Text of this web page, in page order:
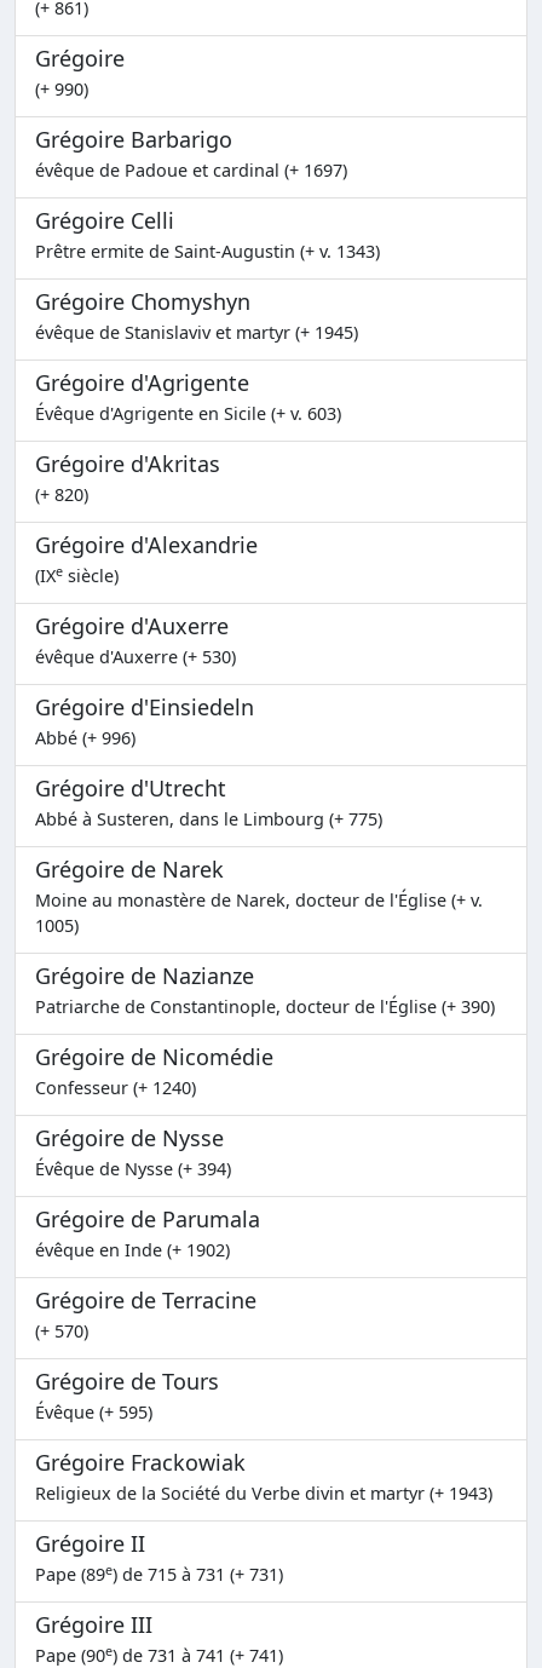
(+ 861)
Grégoire
(+ 990)
Grégoire Barbarigo
évêque de Padoue et cardinal (+ 1697)
Grégoire Celli
Prêtre ermite de Saint-Augustin (+ v. 1343)
Grégoire Chomyshyn
évêque de Stanislaviv et martyr (+ 1945)
Grégoire d'Agrigente
Évêque d'Agrigente en Sicile (+ v. 603)
Grégoire d'Akritas
(+ 820)
Grégoire d'Alexandrie
(IXe siècle)
Grégoire d'Auxerre
évêque d'Auxerre (+ 530)
Grégoire d'Einsiedeln
Abbé (+ 996)
Grégoire d'Utrecht
Abbé à Susteren, dans le Limbourg (+ 775)
Grégoire de Narek
Moine au monastère de Narek, docteur de l'Église (+ v.
1005)
Grégoire de Nazianze
Patriarche de Constantinople, docteur de l'Église (+ 390)
Grégoire de Nicomédie
Confesseur (+ 1240)
Grégoire de Nysse
Évêque de Nysse (+ 394)
Grégoire de Parumala
évêque en Inde (+ 1902)
Grégoire de Terracine
(+ 570)
Grégoire de Tours
Évêque (+ 595)
Grégoire Frackowiak
Religieux de la Société du Verbe divin et martyr (+ 1943)
Grégoire II
Pape (89e) de 715 à 731 (+ 731)
Grégoire III
Pape (90e) de 731 à 741 (+ 741)